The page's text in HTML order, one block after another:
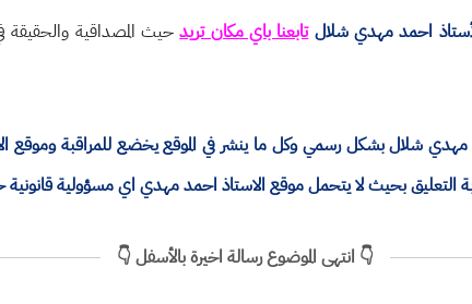
احمد مهدي شلال تابعنا باي مكان تريدحيث المصداقية والحقيقة
مهدي شلال بشكل رسمي وكل ما ينشر في الموقع يخضع للمراقبة
بحيث لا يتحمل موقع الاستاذ احمد مهدي اي مسؤولية
👇 انتهى الموضوع رسالة اخيرة بالأسفل 👇